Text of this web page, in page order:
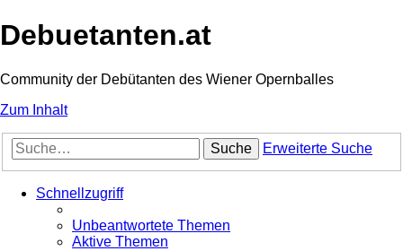
Debuetanten.at
Community der Debütanten des Wiener Opernballes
Zum Inhalt
Suche Erweiterte Suche
Schnellzugriff
Unbeantwortete Themen
Aktive Themen